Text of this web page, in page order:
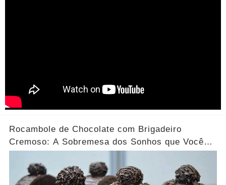
Rocambole de Chocolate com Brigadeiro
Cremoso: A Sobremesa dos Sonhos que Você